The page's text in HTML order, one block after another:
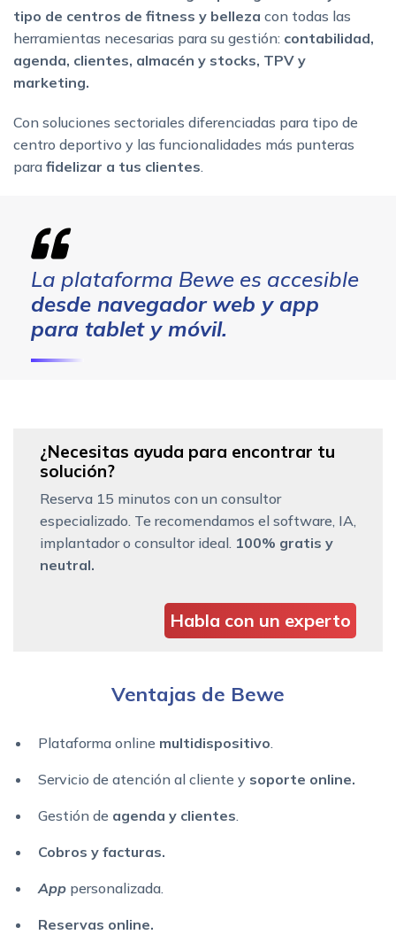
tipo de centros de fitness y belleza con todas las
herramientas necesarias para su gestión: contabilidad,
agenda, clientes, almacén y stocks, TPV y
marketing.
Con soluciones sectoriales diferenciadas para tipo de
centro deportivo y las funcionalidades más punteras
para fidelizar a tus clientes
La plataforma Bewe es accesible
desde navegador web y app
para tablet y móvil.
¿Necesitas ayuda para encontrar tu
solución?
Reserva 15 minutos con un consultor
especializado. Te recomendamos el software, IA,
implantador o consultor ideal. 100% gratis y
neutral.
Habla con un experto
Ventajas de Bewe
Plataforma online multidispositivo
Servicio de atención al cliente y soporte online.
Gestión de agenda y clientes
Cobros y facturas.
App personalizada.
Reservas online.